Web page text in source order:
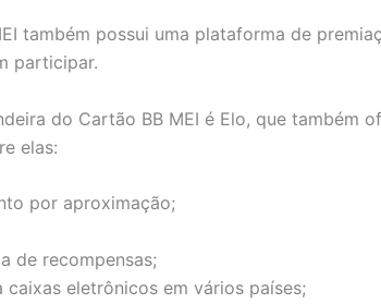
também possui uma plataforma de
participar.
do Cartão BB MEI é Elo, que também
elas:
por aproximação;
de recompensas;
caixas eletrônicos em vários países;